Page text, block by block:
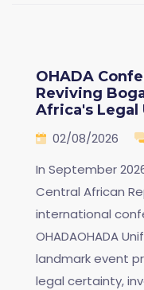
OHADA
Reviving
Africa's Legal
02/08/2026
In September
Central African
international
OHADAOHADA
landmark event
legal certainty,